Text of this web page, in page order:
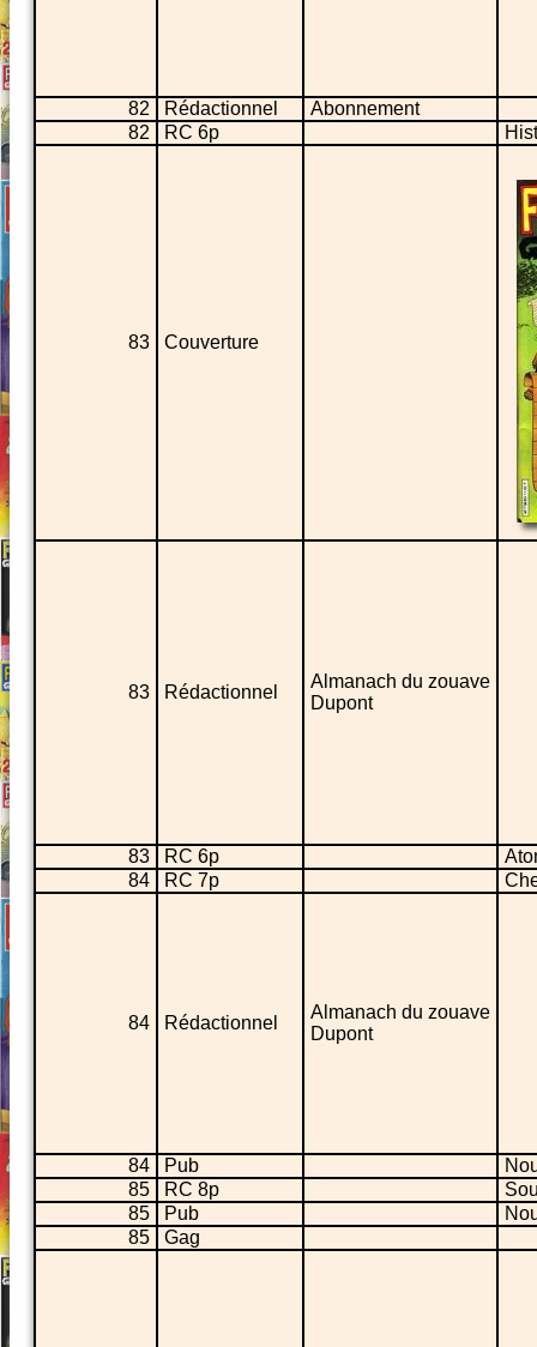
82 Rédactionnel
Abonnement
82
RC 6p
83 Couverture
83 Rédactionnel
Almanach du zouave
Dupont
83 RC 6p
84
RC 7p
84 Rédactionnel
Almanach du zouave
Dupont
84 Pub
85
RC 8p
85
Pub
85
Gag